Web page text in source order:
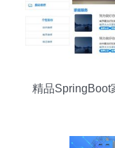
精品SpringBoot